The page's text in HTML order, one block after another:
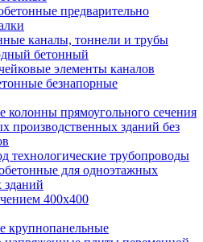
предварительно
каналы, тоннели и трубы
бетонный
элементы каналов
безнапорные
колонны прямоугольного сечения
производственных зданий без
трубопроводы
для одноэтажных
400х400
крупнопанельные